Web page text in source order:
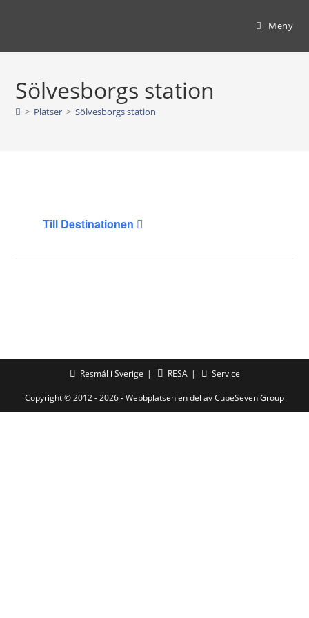
Meny
Sölvesborgs station
> Platser > Sölvesborgs station
Till Destinationen
Resmål i Sverige RESA Service
Copyright © 2012 - 2026 - Webbplatsen en del avCubeSeven Group